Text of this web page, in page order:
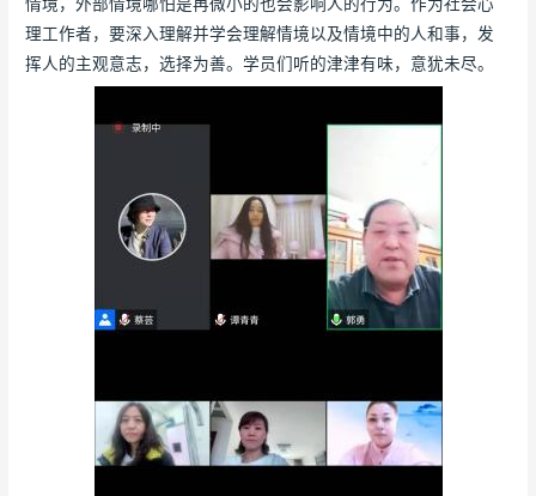
理工作者，要深入理解并学会理解情境以及情境中的人和事，发
挥人的主观意志，选择为善。学员们听的津津有味，意犹未尽。